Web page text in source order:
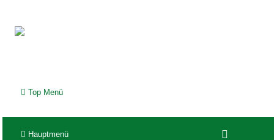
Top Menü
Hauptmenü